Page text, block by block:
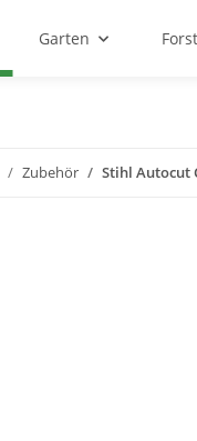
Garten Forst
Zubehör Stihl Autocut